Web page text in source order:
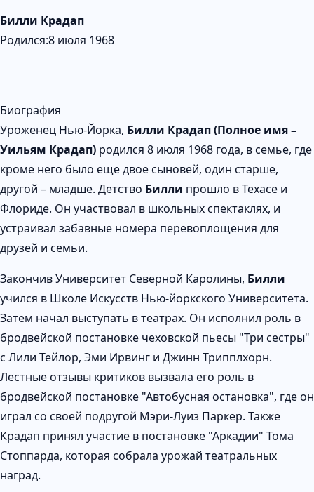
Билли Крадап
Родился:8 июля 1968
Биография
Уроженец Нью-Йорка, Билли Крадап (Полное имя –
Уильям Крадап) родился 8 июля 1968 года, в семье, где
кроме него было еще двое сыновей, один старше,
другой – младше. Детство Билли прошло в Техасе и
Флориде. Он участвовал в школьных спектаклях, и
устраивал забавные номера перевоплощения для
друзей и семьи.
Закончив Университет Северной Каролины, Билли
учился в Школе Искусств Нью-йоркского Университета.
Затем начал выступать в театрах. Он исполнил роль в
бродвейской постановке чеховской пьесы "Три сестры"
с Лили Тейлор, Эми Ирвинг и Джинн Трипплхорн.
Лестные отзывы критиков вызвала его роль в
бродвейской постановке "Автобусная остановка", где он
играл со своей подругой Мэри-Луиз Паркер. Также
Крадап принял участие в постановке "Аркадии" Тома
Стоппарда, которая собрала урожай театральных
наград.